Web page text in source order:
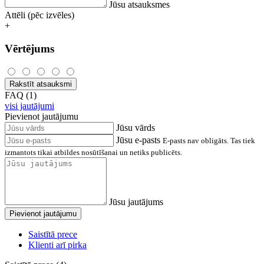
Jūsu atsauksmes
Attēli (pēc izvēles)
+
Vērtējums
Rakstīt atsauksmi
FAQ (1)
visi jautājumi
Pievienot jautājumu
Jūsu vārds
Jūsu e-pasts E-pasts nav obligāts. Tas tiek
izmantots tikai atbildes nosūtīšanai un netiks publicēts.
Jūsu jautājums
Pievienot jautājumu
Saistītā prece
Klienti arī pirka